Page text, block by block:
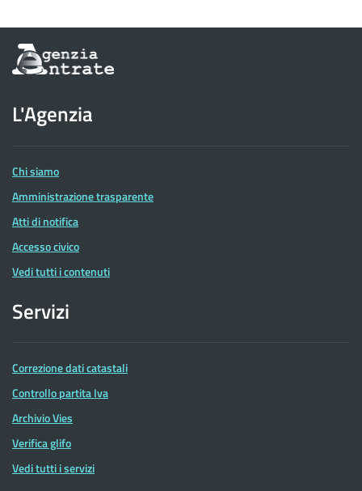
Informazioni
sul
dell'Agenzia
delle
Entrate
L'Agenzia
Chi siamo
Amministrazione trasparente
Atti di notifica
Accesso civico
Vedi tutti i contenuti
Servizi
Correzione dati catastali
Controllo partita Iva
Archivio Vies
Verifica glifo
Vedi tutti i servizi